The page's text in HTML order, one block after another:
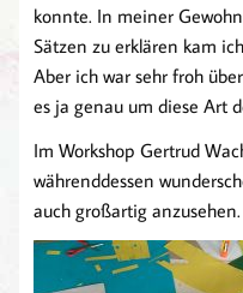
konnte. In meiner
Sätzen zu erklären kam
Aber ich war sehr froh
es ja genau um diese Art
Im Workshop Gertrud
währenddessen
auch großartig anzusehen.